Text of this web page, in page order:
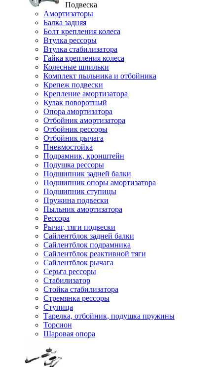
Подвеска
Амортизаторы
Балка задняя
Болт крепления колеса
Втулка рессоры
Втулка стабилизатора
Гайка крепления колеса
Колесные шпильки
Комплект пыльника и отбойника
Крепеж подвески
Крепление амортизатора
Кулак поворотный
Опора амортизатора
Отбойник амортизатора
Отбойник рессоры
Отбойник рычага
Пневмостойка
Подрамник, кронштейн
Подушка рессоры
Подшипник задней балки
Подшипник опоры амортизатора
Подшипник ступицы
Пружина подвески
Пыльник амортизатора
Рессора
Рычаг, тяги подвески
Сайлентблок задней балки
Сайлентблок подрамника
Сайлентблок реактивной тяги
Сайлентблок рычага
Серьга рессоры
Стабилизатор
Стойка стабилизатора
Стремянка рессоры
Ступица
Тарелка, отбойник, подушка пружины
Торсион
Шаровая опора